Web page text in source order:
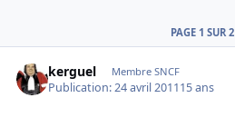
PAGE 1 SUR 2
kerguel Membre SNCF
Publication:24 avril 201115 ans